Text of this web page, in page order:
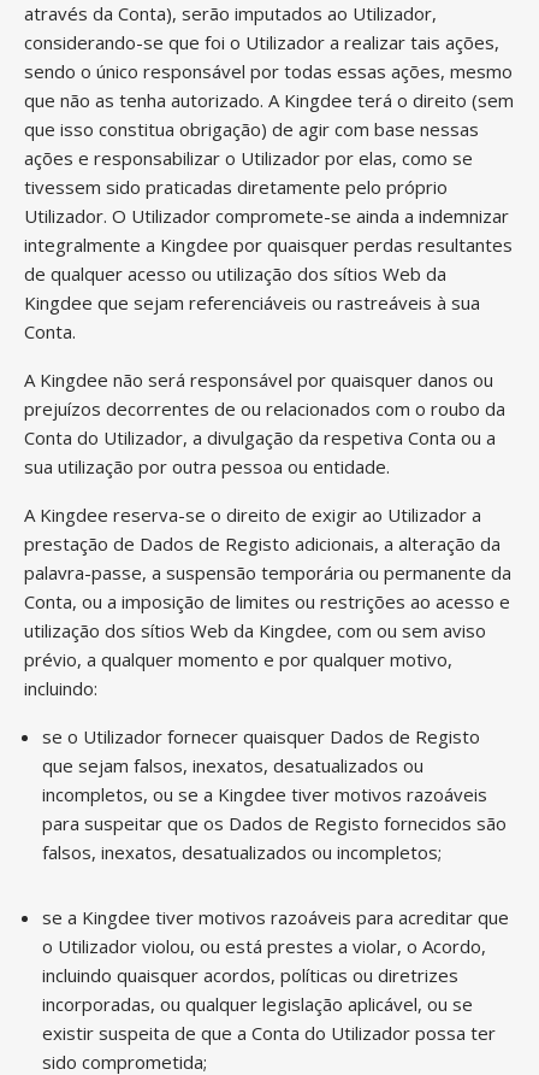
através da Conta), serão imputados ao Utilizador,
considerando-se que foi o Utilizador a realizar tais ações,
sendo o único responsável por todas essas ações, mesmo
que não as tenha autorizado. A Kingdee terá o direito (sem
que isso constitua obrigação) de agir com base nessas
ações e responsabilizar o Utilizador por elas, como se
tivessem sido praticadas diretamente pelo próprio
Utilizador. O Utilizador compromete-se ainda a indemnizar
integralmente a Kingdee por quaisquer perdas resultantes
de qualquer acesso ou utilização dos sítios Web da
Kingdee que sejam referenciáveis ou rastreáveis à sua
Conta.
A Kingdee não será responsável por quaisquer danos ou
prejuízos decorrentes de ou relacionados com o roubo da
Conta do Utilizador, a divulgação da respetiva Conta ou a
sua utilização por outra pessoa ou entidade.
A Kingdee reserva-se o direito de exigir ao Utilizador a
prestação de Dados de Registo adicionais, a alteração da
palavra-passe, a suspensão temporária ou permanente da
Conta, ou a imposição de limites ou restrições ao acesso e
utilização dos sítios Web da Kingdee, com ou sem aviso
prévio, a qualquer momento e por qualquer motivo,
incluindo:
se o Utilizador fornecer quaisquer Dados de Registo
que sejam falsos, inexatos, desatualizados ou
incompletos, ou se a Kingdee tiver motivos razoáveis
para suspeitar que os Dados de Registo fornecidos são
falsos, inexatos, desatualizados ou incompletos;
se a Kingdee tiver motivos razoáveis para acreditar que
o Utilizador violou, ou está prestes a violar, o Acordo,
incluindo quaisquer acordos, políticas ou diretrizes
incorporadas, ou qualquer legislação aplicável, ou se
existir suspeita de que a Conta do Utilizador possa ter
sido comprometida;